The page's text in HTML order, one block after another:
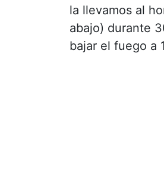
la llevamos al
abajo) durante
bajar el fuego a